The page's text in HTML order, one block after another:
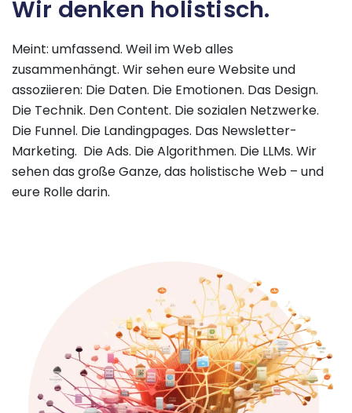
Wir denken holistisch.
Meint: umfassend. Weil im Web alles
zusammenhängt. Wir sehen eure Website und
assoziieren: Die Daten. Die Emotionen. Das Design.
Die Technik. Den Content. Die sozialen Netzwerke.
Die Funnel. Die Landingpages. Das Newsletter-
Marketing. Die Ads. Die Algorithmen. Die LLMs. Wir
sehen das große Ganze, das holistische Web – und
eure Rolle darin.